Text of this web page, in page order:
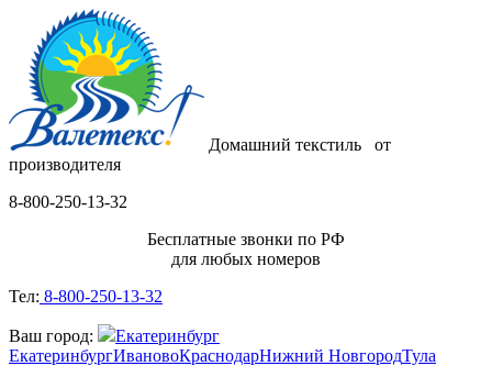
Домашний текстиль от
производителя
8-800-250-13-32
Бесплатные звонки по РФ
для любых номеров
Тел: 8-800-250-13-32
Ваш город:
Екатеринбург
ЕкатеринбургИвановоКраснодарНижний НовгородТула